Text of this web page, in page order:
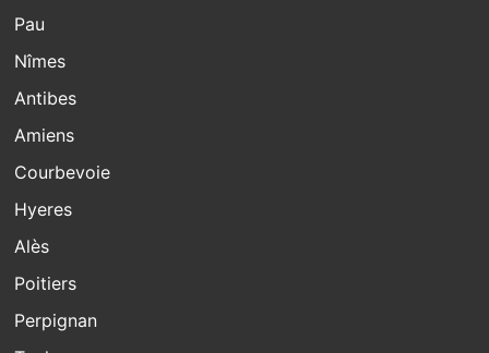
Pau
Nîmes
Antibes
Amiens
Courbevoie
Hyeres
Alès
Poitiers
Perpignan